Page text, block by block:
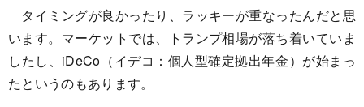
タイミングが良かったり、ラッキーが重なったんだと思
います。マーケットでは、トランプ相場が落ち着いていま
したし、iDeCo（イデコ：個人型確定拠出年金）が始まっ
たというのもあります。